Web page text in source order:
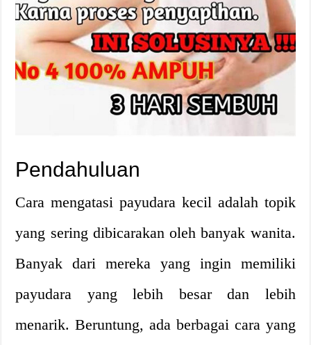
Pendahuluan
Cara mengatasi payudara kecil adalah topik
yang sering dibicarakan oleh banyak wanita.
Banyak dari mereka yang ingin memiliki
payudara yang lebih besar dan lebih
menarik. Beruntung, ada berbagai cara yang